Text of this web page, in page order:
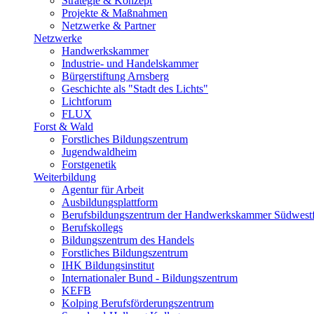
Projekte & Maßnahmen
Netzwerke & Partner
Netzwerke
Handwerkskammer
Industrie- und Handelskammer
Bürgerstiftung Arnsberg
Geschichte als "Stadt des Lichts"
Lichtforum
FLUX
Forst & Wald
Forstliches Bildungszentrum
Jugendwaldheim
Forstgenetik
Weiterbildung
Agentur für Arbeit
Ausbildungsplattform
Berufsbildungszentrum der Handwerkskammer
Berufskollegs
Bildungszentrum des Handels
Forstliches Bildungszentrum
IHK Bildungsinstitut
Internationaler Bund - Bildungszentrum
KEFB
Kolping Berufsförderungszentrum